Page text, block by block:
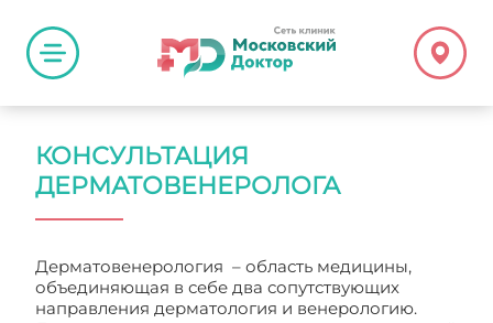
КОНСУЛЬТАЦИЯ
ДЕРМАТОВЕНЕРОЛОГА
Дерматовенерология – область медицины,
объединяющая в себе два сопутствующих
направления дерматология и венерологию.